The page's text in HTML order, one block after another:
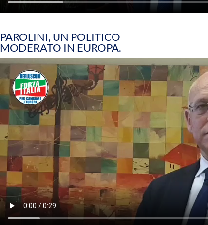
PAROLINI, UN POLITICO
MODERATO IN EUROPA.